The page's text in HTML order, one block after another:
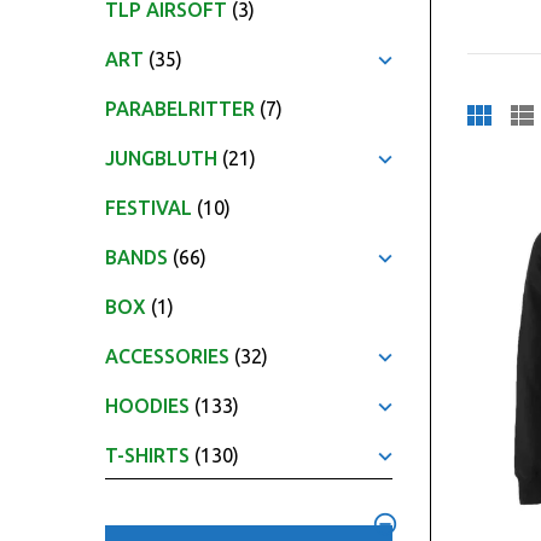
TLP AIRSOFT (3)
ART (35)
PARABELRITTER (7)
JUNGBLUTH (21)
FESTIVAL (10)
BANDS (66)
BOX (1)
ACCESSORIES (32)
HOODIES (133)
T-SHIRTS (130)